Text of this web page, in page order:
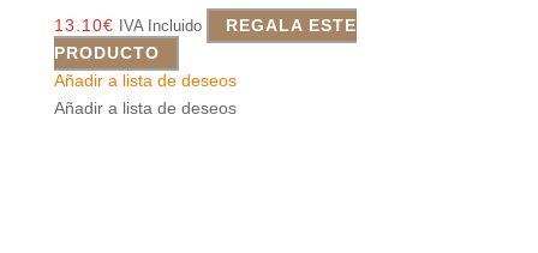
13.10€ IVA Incluido
REGALA ESTE
PRODUCTO
Añadir a lista de deseos
Añadir a lista de deseos